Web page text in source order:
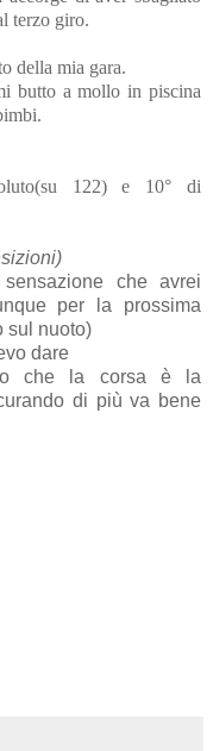
terzo giro.
della mia gara.
butto a mollo in piscina
122) e 10° di
che avrei
per la prossima
sul nuoto)
dare
che la corsa è la
di più va bene